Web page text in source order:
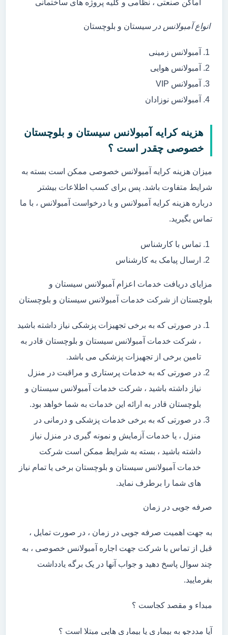
اماکن صنعتی ، نظامی و کلیه پروژه های ساختمانی
انواع آمبولانس در سیستان و بلوچستان
آمبولانس زمینی
آمبولانس هوایی
آمبولانس VIP
آمبولانس نوزادان
هزینه کرایه آمبولانس سیستان و بلوچستان
خصوصی چقدر است ؟
میزان هزینه کرایه آمبولانس خصوصی ممکن است بسته به
شرایط متفاوت باشد. پس برای کسب اطلاعات بیشتر
درباره هزینه کرایه آمبولانس و یا درخواست آمبولانس ، با ما
تماس بگیرید.
تماس با کارشناس
ارسال پیامک به کارشناس
مزایای دریافت خدمات اعزام آمبولانس سیستان و
بلوچستان از شرکت خدمات آمبولانس سیستان و بلوچستان
در صورتی که به برخی تجهیزات پزشکی نیاز داشته باشید
، شرکت خدمات آمبولانس سیستان و بلوچستان قادر به
تامین برخی از تجهیزات پزشکی می باشد.
در صورتی که به خدمات پرستاری و مراقبت در منزل
نیاز داشته باشید ، شرکت خدمات آمبولانس سیستان و
بلوچستان قادر به ارائه این خدمات به شما خواهد بود.
در صورتی که به برخی خدمات پزشکی و درمانی در
منزل ، یا خدمات آزمایش و نمونه گیری در منزل نیاز
داشته باشید ، بسته به شرایط ممکن است شرکت
خدمات آمبولانس سیستان و بلوچستان برخی یا تمام نیاز
های شما را برطرف نماید.
صرفه جویی در زمان
به جهت اهمیت صرفه جویی در زمان ، در صورت تمایل ،
قبل از تماس با شرکت جهت اجاره آمبولانس خصوصی ، به
چند سوال پاسخ دهید و جواب آنها در یک برگه یادداشت
بفرمایید.
مبداء و مقصد کجاست ؟
آیا مددجو به بیماری یا بیماری هایی مبتلا است ؟